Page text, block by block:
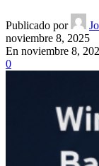
Publicado por
noviembre 8, 2025
En noviembre 8,
0